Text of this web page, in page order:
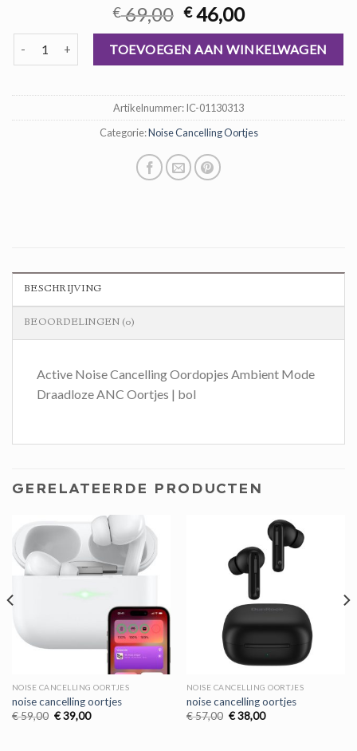
€69,00 Oorspronkelijke
prijs
was:
€ 69,00.
€46,00Huidige
prijs
is:
€ 46,00.
noise cancelling oortjes aantalTOEVOEGEN AAN WINKELWAGEN
Artikelnummer:IC-01130313
Categorie:Noise Cancelling Oortjes
BESCHRIJVING
BEOORDELINGEN (0)
Active Noise Cancelling Oordopjes Ambient Mode
Draadloze ANC Oortjes | bol
GERELATEERDE PRODUCTEN
NOISE CANCELLING OORTJES
noise cancelling oortjes
€59,00 Oorspronkelijke
€39,00Huidige
NOISE CANCELLING OORTJES
noise cancelling oortjes
€57,00 Oorspronkelijke
€38,00Huidige